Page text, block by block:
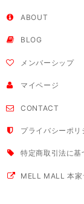
ABOUT
BLOG
メンバーシップ
マイページ
CONTACT
プライバシーポリ
特定商取引法に基
MELL MALL 本家